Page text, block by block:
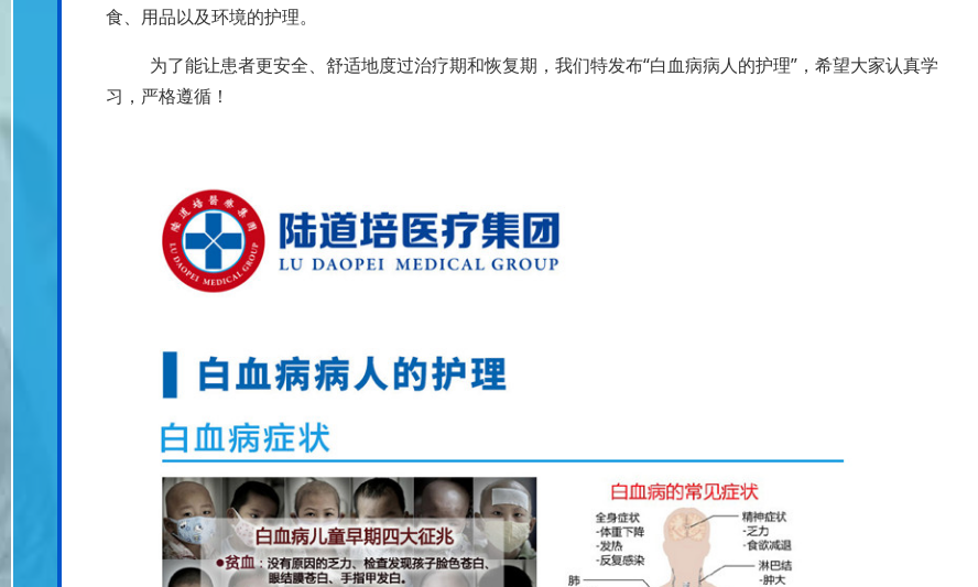
食、用品以及环境的护理。
为了能让患者更安全、舒适地度过治疗期和恢复期，我们特发布“白血病病人的护理”，希望大家认真学
习，严格遵循！